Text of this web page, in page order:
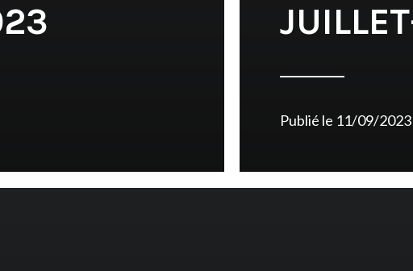
Publié le 11/09/2023